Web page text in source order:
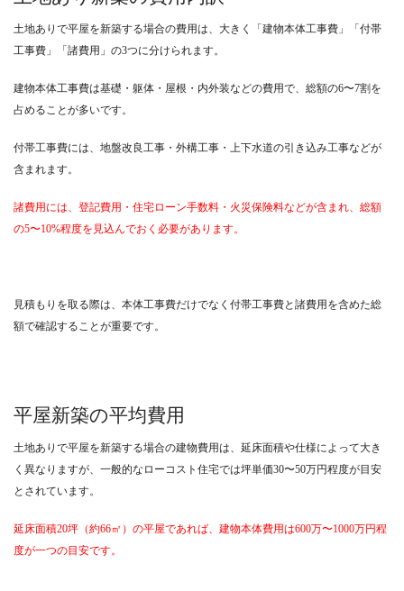
土地ありで平屋を新築する場合の費用は、大きく「建物本体工事費」「付帯
工事費」「諸費用」の3つに分けられます。
建物本体工事費は基礎・躯体・屋根・内外装などの費用で、総額の6〜7割を
占めることが多いです。
付帯工事費には、地盤改良工事・外構工事・上下水道の引き込み工事などが
含まれます。
諸費用には、登記費用・住宅ローン手数料・火災保険料などが含まれ、総額
の5〜10%程度を見込んでおく必要があります。
見積もりを取る際は、本体工事費だけでなく付帯工事費と諸費用を含めた総
額で確認することが重要です。
平屋新築の平均費用
土地ありで平屋を新築する場合の建物費用は、延床面積や仕様によって大き
く異なりますが、一般的なローコスト住宅では坪単価30〜50万円程度が目安
とされています。
延床面積20坪（約66㎡）の平屋であれば、建物本体費用は600万〜1000万円程
度が一つの目安です。